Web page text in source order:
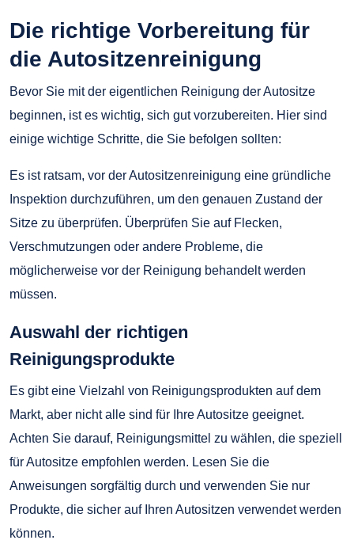
Die richtige Vorbereitung für
die Autositzenreinigung
Bevor Sie mit der eigentlichen Reinigung der Autositze
beginnen, ist es wichtig, sich gut vorzubereiten. Hier sind
einige wichtige Schritte, die Sie befolgen sollten:
Es ist ratsam, vor der Autositzenreinigung eine gründliche
Inspektion durchzuführen, um den genauen Zustand der
Sitze zu überprüfen. Überprüfen Sie auf Flecken,
Verschmutzungen oder andere Probleme, die
möglicherweise vor der Reinigung behandelt werden
müssen.
Auswahl der richtigen
Reinigungsprodukte
Es gibt eine Vielzahl von Reinigungsprodukten auf dem
Markt, aber nicht alle sind für Ihre Autositze geeignet.
Achten Sie darauf, Reinigungsmittel zu wählen, die speziell
für Autositze empfohlen werden. Lesen Sie die
Anweisungen sorgfältig durch und verwenden Sie nur
Produkte, die sicher auf Ihren Autositzen verwendet werden
können.